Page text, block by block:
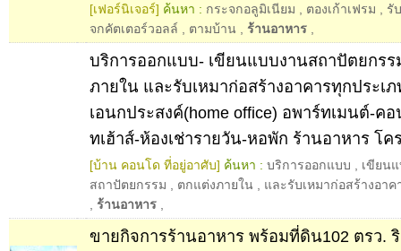
[เฟอร์นิเจอร์] ค้นหา : กระจกอลูมิเนียม ตองเก้าเฟรม
รั
จกคัตเตอร์วอลล์
ตามบ้าน ร้านอาหาร
บริการออกแบบ- เขียนแบบงานสถาปัตยกรร
ภายใน และรับเหมาก่อสร้างอาคารทุกประเ
เอนกประสงค์(home office) อพาร์ทเมนต์-ค
ทเฮ้าส์-ห้องเช่ารายวัน-หอพัก ร้านอาหาร โค
[บ้าน คอนโด ที่อยู่อาศับ] ค้นหา : บริการออกแบบ
เขียน
สถาปัตยกรรม
ตกแต่งภายใน
และรับเหมาก่อสร้างอาค
ร้านอาหาร
ขายกิจการร้านอาหาร พร้อมที่ดิน102 ตรว